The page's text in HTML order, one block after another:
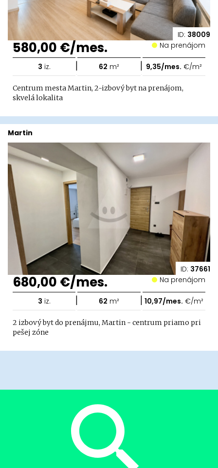
ID: 38009
580,00 €/mes. Na prenájom
3 iz. | 62 m² | 9,35/mes. €/m²
Centrum mesta Martin, 2-izbový byt na prenájom,
skvelá lokalita
ID: 37661
Martin
680,00 €/mes. Na prenájom
3 iz. | 62 m² | 10,97/mes. €/m²
2 izbový byt do prenájmu, Martin - centrum priamo pri
pešej zóne